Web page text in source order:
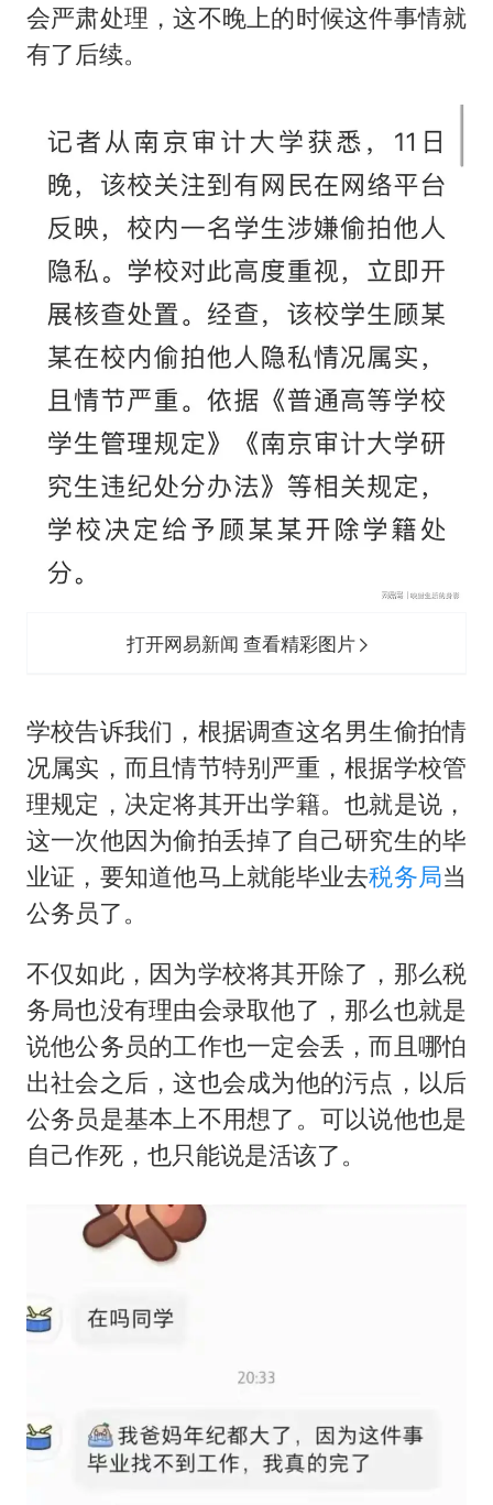
会严肃处理，这不晚上的时候这件事情就
有了后续。
打开网易新闻 查看精彩图片
学校告诉我们，根据调查这名男生偷拍情
况属实，而且情节特别严重，根据学校管
理规定，决定将其开出学籍。也就是说，
这一次他因为偷拍丢掉了自己研究生的毕
业证，要知道他马上就能毕业去税务局当
公务员了。
不仅如此，因为学校将其开除了，那么税
务局也没有理由会录取他了，那么也就是
说他公务员的工作也一定会丢，而且哪怕
出社会之后，这也会成为他的污点，以后
公务员是基本上不用想了。可以说他也是
自己作死，也只能说是活该了。